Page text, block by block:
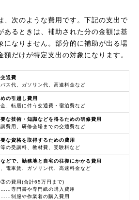
、次のような費用です。下記の支出で
あるときは、補助された分の金額は基
になりません。部分的に補助が出る場
額だけが特定支出の対象になります。
通費
ス代、ガソリン代、高速料金など
の引越し費用
、転居に伴う交通費・宿泊費など
な技術・知識などを得るための研修費用
費用、研修会場までの交通費など
な資格を取得するための費用
の受講料、教材費、受験料など
どで、勤務地と自宅の往復にかかる費用
電車賃、ガソリン代、高速料金など
の費用(合計65万円まで)
専門書や専門紙の購入費用
制服や作業着の購入費用